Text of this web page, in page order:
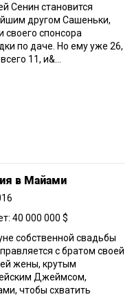
Сенин становится
другом Сашеньки,
своего спонсора
по даче. Но ему уже 26,
11, и&...
в Майами
40 000 000 $
собственной свадьбы
с братом своей
жены, крутым
Джеймсом,
чтобы схватить